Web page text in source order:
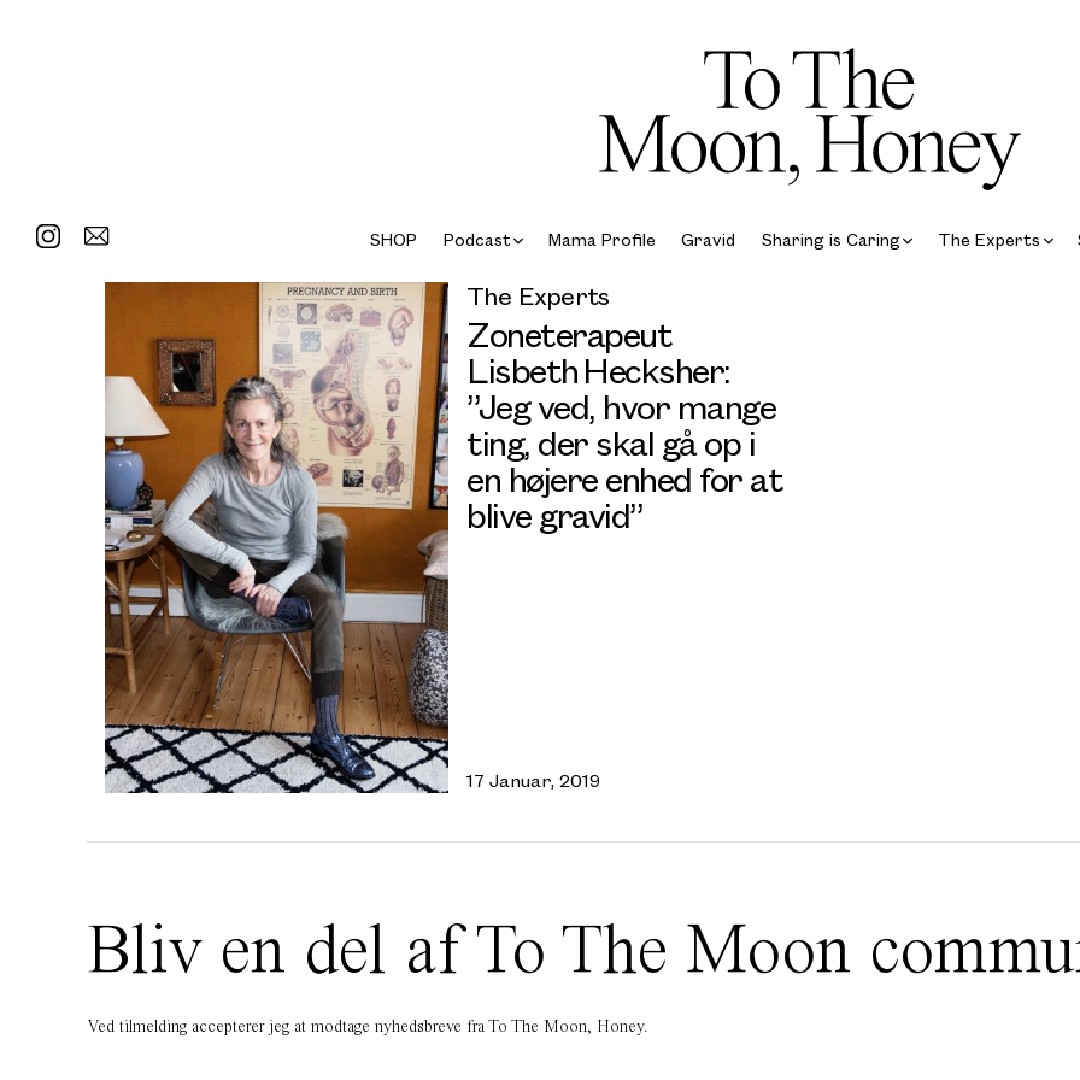
SHOP Podcast Mama Profile Gravid Sharing is Caring The Experts
The Experts
Zoneterapeut
Lisbeth Hecksher:
”Jeg ved, hvor mange
ting, der skal gå op i
en højere enhed for at
blive gravid”
17 Januar, 2019
Bliv en del af To The Moon
Ved tilmelding accepterer jeg at modtage nyhedsbreve fra To The Moon, Honey.